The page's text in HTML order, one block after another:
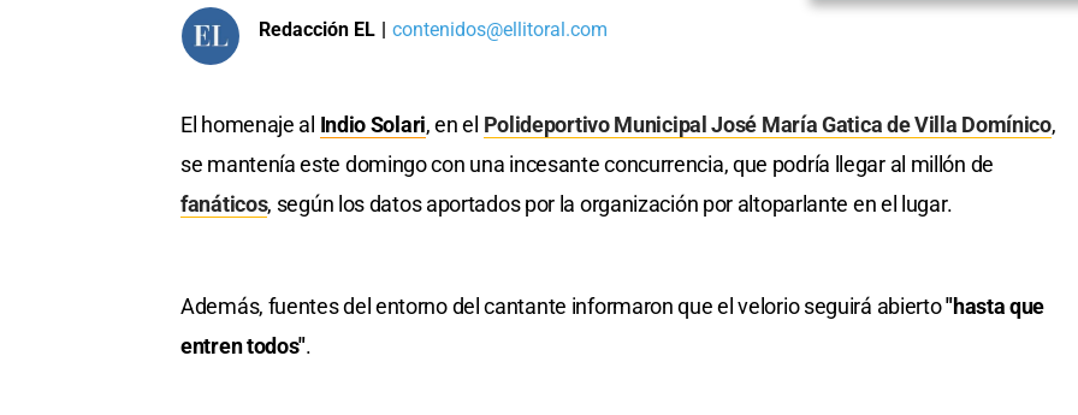
Redacción EL | contenidos@ellitoral.com
El homenaje al Indio Solari, en el Polideportivo Municipal José María Gatica de Villa Domínico,
se mantenía este domingo con una incesante concurrencia, que podría llegar al millón de
fanáticos, según los datos aportados por la organización por altoparlante en el lugar.
Además, fuentes del entorno del cantante informaron que el velorio seguirá abierto"hasta que
entren todos".